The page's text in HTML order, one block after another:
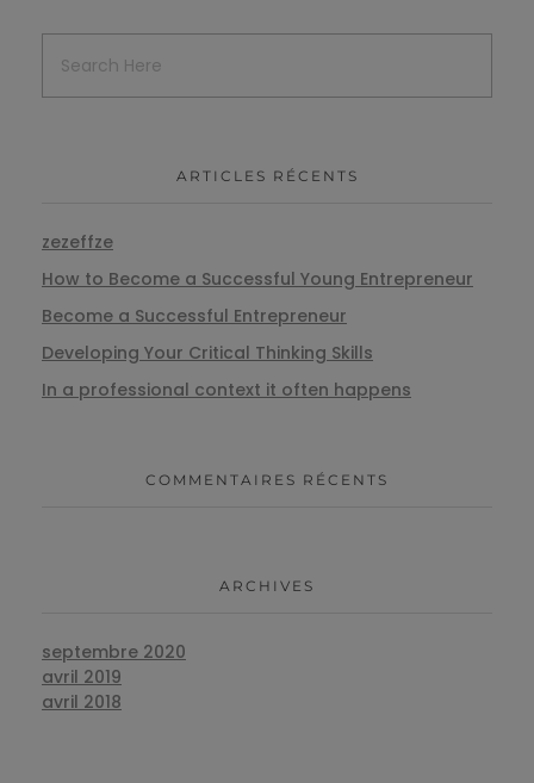
ARTICLES RÉCENTS
zezeffze
How to Become a Successful Young Entrepreneur
Become a Successful Entrepreneur
Developing Your Critical Thinking Skills
In a professional context it often happens
COMMENTAIRES RÉCENTS
ARCHIVES
septembre 2020
avril 2019
avril 2018